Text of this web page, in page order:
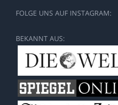
FOLGE UNS AUF INSTAGRAM:
BEKANNT AUS: